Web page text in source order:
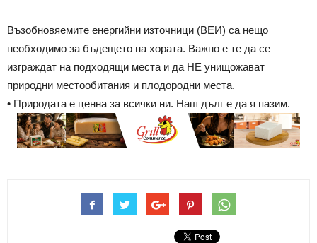
Възобновяемите енергийни източници (ВЕИ) са нещо
необходимо за бъдещето на хората. Важно е те да се
изграждат на подходящи места и да НЕ унищожават
природни местообитания и плодородни места.
• Природата е ценна за всички ни. Наш дълг е да я пазим.